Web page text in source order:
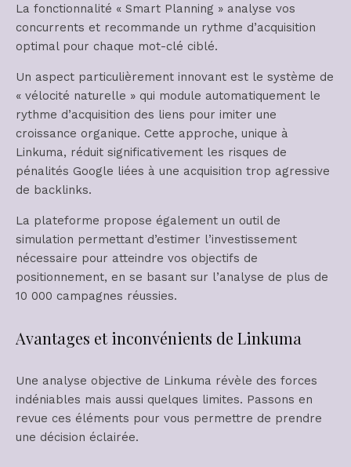
La fonctionnalité « Smart Planning » analyse vos
concurrents et recommande un rythme d’acquisition
optimal pour chaque mot-clé ciblé.
Un aspect particulièrement innovant est le système de
« vélocité naturelle » qui module automatiquement le
rythme d’acquisition des liens pour imiter une
croissance organique. Cette approche, unique à
Linkuma, réduit significativement les risques de
pénalités Google liées à une acquisition trop agressive
de backlinks.
La plateforme propose également un outil de
simulation permettant d’estimer l’investissement
nécessaire pour atteindre vos objectifs de
positionnement, en se basant sur l’analyse de plus de
10 000 campagnes réussies.
Avantages et inconvénients de Linkuma
Une analyse objective de Linkuma révèle des forces
indéniables mais aussi quelques limites. Passons en
revue ces éléments pour vous permettre de prendre
une décision éclairée.